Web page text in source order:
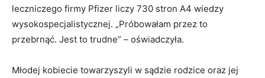
leczniczego firmy Pfizer liczy 730 stron A4 wiedzy
wysokospecjalistycznej. „Próbowałam przez to
przebrnąć. Jest to trudne” – oświadczyła.
Młodej kobiecie towarzyszyli w sądzie rodzice oraz jej